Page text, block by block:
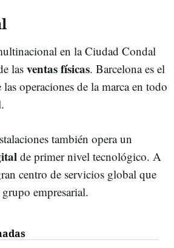
en la Ciudad Condal
las ventas físicas. Barcelona es el
operaciones de la marca en todo
también opera un
de primer nivel tecnológico. A
centro de servicios global que
empresarial.